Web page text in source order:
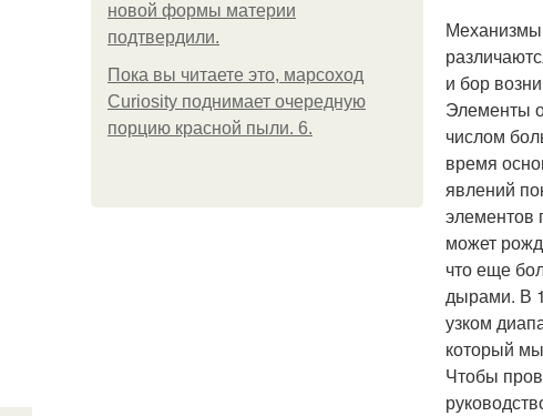
новой формы материи
подтвердили.
Пока вы читаете это, марсоход
Curiosity поднимает очередную
порцию красной пыли. 6.
Механизмы
и бор
Элементы
числом
время
явлений
элементов
может
что еще
дырами. В
узком
который
Чтобы